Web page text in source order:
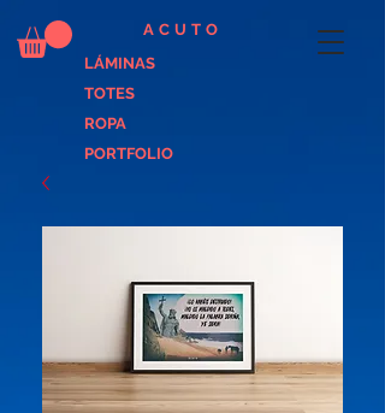
LÁMINAS
TOTES
ROPA
PORTFOLIO
ACUTO